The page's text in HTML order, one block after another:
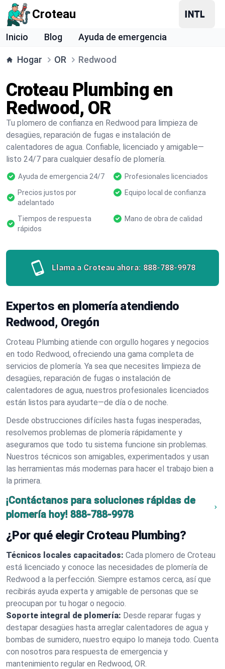
Croteau
Inicio Blog Ayuda de emergencia
Hogar OR Redwood
Croteau Plumbing en
Redwood, OR
Tu plomero de confianza en Redwood para limpieza de
desagües, reparación de fugas e instalación de
calentadores de agua. Confiable, licenciado y amigable—
listo 24/7 para cualquier desafío de plomería.
Ayuda de emergencia 24/7
Profesionales licenciados
Precios justos por
adelantado
Equipo local de confianza
Tiempos de respuesta
rápidos
Mano de obra de calidad
Llama a Croteau ahora: 888-788-9978
Expertos en plomería atendiendo
Redwood, Oregón
Croteau Plumbing atiende con orgullo hogares y negocios
en todo Redwood, ofreciendo una gama completa de
servicios de plomería. Ya sea que necesites limpieza de
desagües, reparación de fugas o instalación de
calentadores de agua, nuestros profesionales licenciados
están listos para ayudarte—de día o de noche.
Desde obstrucciones difíciles hasta fugas inesperadas,
resolvemos problemas de plomería rápidamente y
aseguramos que todo tu sistema funcione sin problemas.
Nuestros técnicos son amigables, experimentados y usan
las herramientas más modernas para hacer el trabajo bien a
la primera.
¡Contáctanos para soluciones rápidas de
plomería hoy! 888-788-9978
¿Por qué elegir Croteau Plumbing?
Técnicos locales capacitados: Cada plomero de Croteau
está licenciado y conoce las necesidades de plomería de
Redwood a la perfección. Siempre estamos cerca, así que
recibirás ayuda experta y amigable de personas que se
preocupan por tu hogar o negocio.
Soporte integral de plomería: Desde reparar fugas y
destapar desagües hasta arreglar calentadores de agua y
bombas de sumidero, nuestro equipo lo maneja todo. Cuenta
con nosotros para respuesta de emergencia y
mantenimiento regular en Redwood, OR.